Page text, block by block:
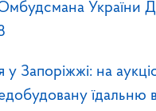
Омбудсмана України
у Запоріжжі: на
їдальню в